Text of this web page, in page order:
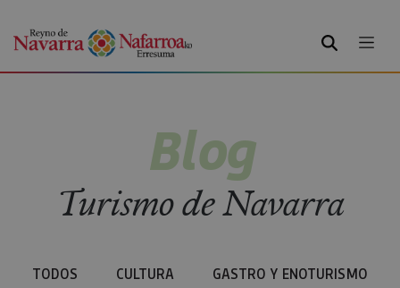
BUSCAR
Blog
Turismo de Navarra
TODOS CULTURA GASTRO Y ENOTURISMO